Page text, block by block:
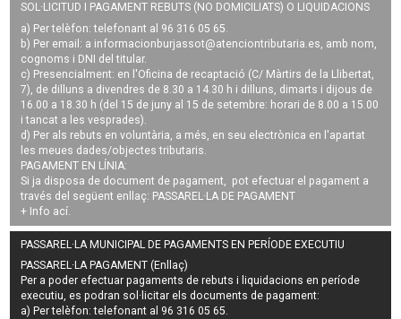
SOL·LICITUD I PAGAMENT REBUTS (NO DOMICILIATS) O LIQUIDACIONS
a) Per telèfon: telefonant al 96 316 05 65.
b) Per email: a informacionburjassot@atenciontributaria.es, amb nom,
cognoms i DNI del titular.
c) Presencialment: en l'Oficina de recaptació (C/ Màrtirs de la Llibertat,
7), de dilluns a divendres de 8.30 a 14.30 h i dilluns, dimarts i dijous de
16.00 a 18.30 h (del 15 de juny al 15 de setembre: horari de 8.00 a 15.00
i tancat a les vesprades).
d) Per als rebuts en voluntària, a més, en seu electrònica en l'apartat
les meues dades/objectes tributaris.
PAGAMENT EN LÍNIA:
Si ja disposa de document de pagament, pot efectuar el pagament a
través del següent enllaç: PASSAREL·LA DE PAGAMENT
+ Info ací.
PASSAREL·LA MUNICIPAL DE PAGAMENTS EN PERÍODE EXECUTIU
PASSAREL·LA PAGAMENT (Enllaç)
Per a poder efectuar pagaments derebuts i liquidacions en període
executiu, es podran sol·licitar els documents de pagament:
a) Per telèfon: telefonant al 96 316 05 65.